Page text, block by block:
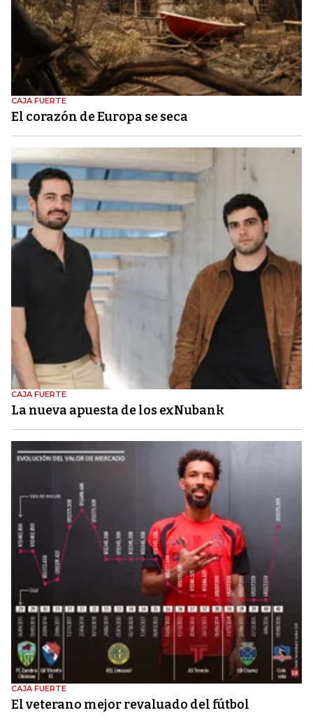
CAJA FUERTE
El corazón de Europa se seca
CAJA FUERTE
La nueva apuesta de los exNubank
CAJA FUERTE
El veterano mejor revaluado del fútbol